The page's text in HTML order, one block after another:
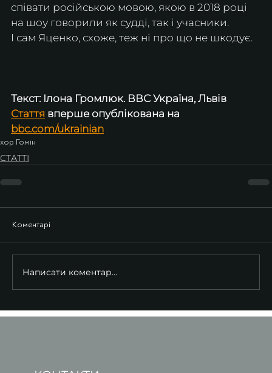
співати російською мовою, якою в 2018 році
на шоу говорили як судді, так і учасники.
І сам Яценко, схоже, теж ні про що не шкодує.
Текст: Ілона Громлюк. ВВС Україна, Львів
Стаття вперше опублікована на
bbc.com/ukrainian
хор Гомін
СТАТТІ
Коментарі
Написати коментар...